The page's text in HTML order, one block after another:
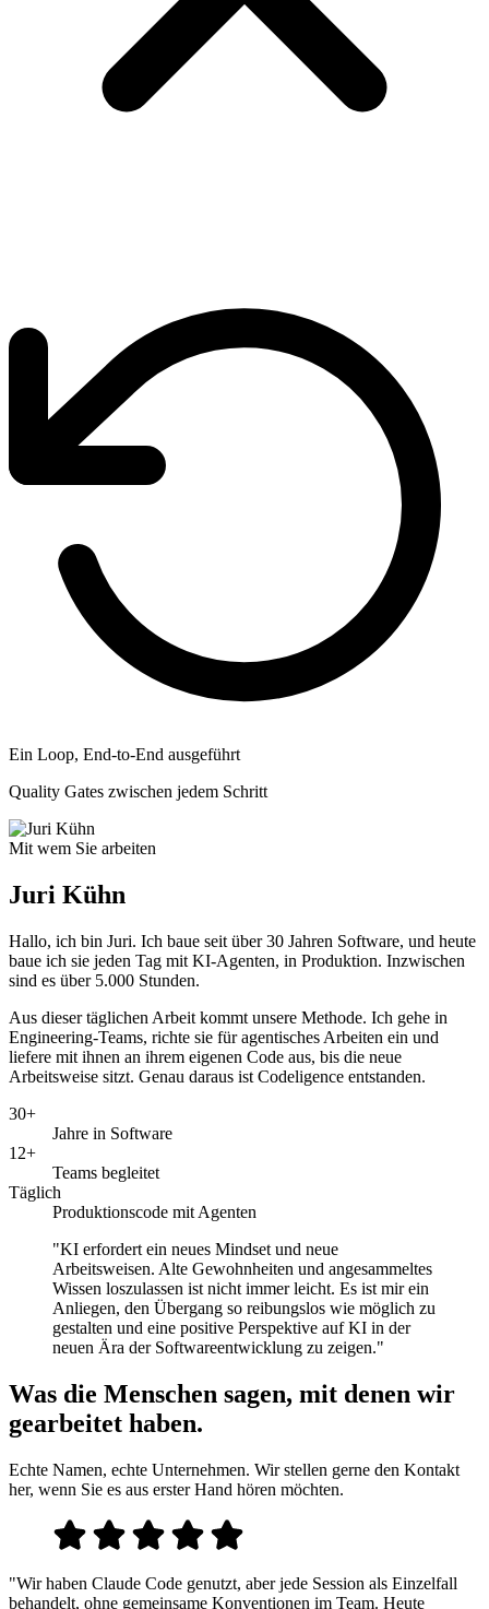
Ein Loop, End-to-End ausgeführt
Quality Gates zwischen jedem Schritt
Mit wem Sie arbeiten
Juri Kühn
Hallo, ich bin Juri. Ich baue seit über 30 Jahren Software, und heute
baue ich sie jeden Tag mit KI-Agenten, in Produktion. Inzwischen
sind es über 5.000 Stunden.
Aus dieser täglichen Arbeit kommt unsere Methode. Ich gehe in
Engineering-Teams, richte sie für agentisches Arbeiten ein und
liefere mit ihnen an ihrem eigenen Code aus, bis die neue
Arbeitsweise sitzt. Genau daraus ist Codeligence entstanden.
30+
Jahre in Software
12+
Teams begleitet
Täglich
Produktionscode mit Agenten
"KI erfordert ein neues Mindset und neue
Arbeitsweisen. Alte Gewohnheiten und angesammeltes
Wissen loszulassen ist nicht immer leicht. Es ist mir ein
Anliegen, den Übergang so reibungslos wie möglich zu
gestalten und eine positive Perspektive auf KI in der
neuen Ära der Softwareentwicklung zu zeigen."
Was die Menschen sagen, mit denen wir
gearbeitet haben.
Echte Namen, echte Unternehmen. Wir stellen gerne den Kontakt
her, wenn Sie es aus erster Hand hören möchten.
"Wir haben Claude Code genutzt, aber jede Session als Einzelfall
behandelt, ohne gemeinsame Konventionen im Team. Heute